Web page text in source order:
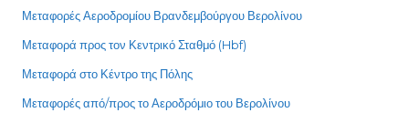
Μεταφορές Αεροδρομίου Βρανδεμβούργου Βερολίνου
Μεταφορά προς τον Κεντρικό Σταθμό (Hbf)
Μεταφορά στο Κέντρο της Πόλης
Μεταφορές από/προς το Αεροδρόμιο του Βερολίνου